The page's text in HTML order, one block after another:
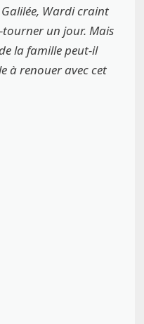
Wardi craint
tourner un jour. Mais
la famille peut-il
à renouer avec cet